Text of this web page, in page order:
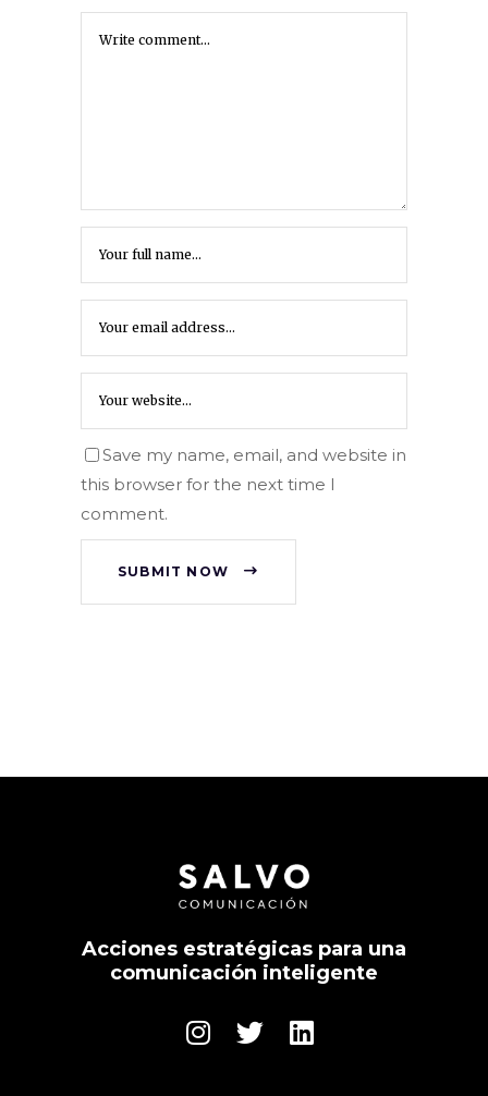
Save my name, email, and website in
this browser for the next time I
comment.
SUBMIT NOW
Acciones estratégicas para una
comunicación inteligente